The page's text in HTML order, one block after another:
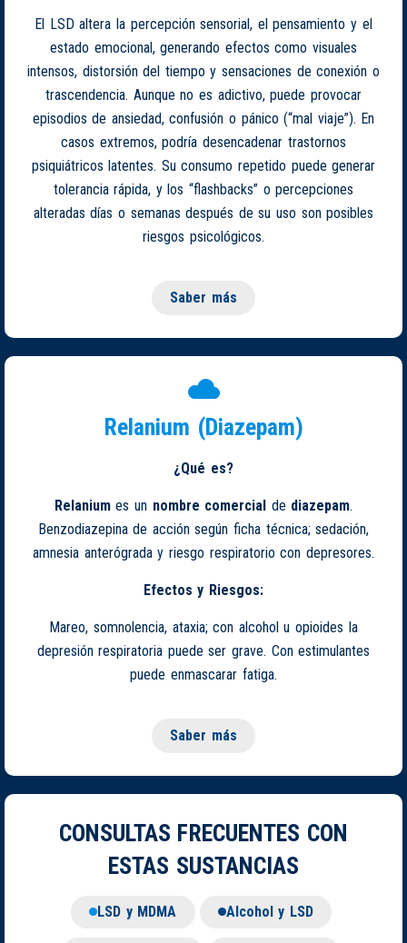
El LSD altera la percepción sensorial, el pensamiento y el
estado emocional, generando efectos como visuales
intensos, distorsión del tiempo y sensaciones de conexión o
trascendencia. Aunque no es adictivo, puede provocar
episodios de ansiedad, confusión o pánico (“mal viaje”). En
casos extremos, podría desencadenar trastornos
psiquiátricos latentes. Su consumo repetido puede generar
tolerancia rápida, y los “flashbacks” o percepciones
alteradas días o semanas después de su uso son posibles
riesgos psicológicos.
Saber más
Relanium (Diazepam)
¿Qué es?
Relaniumes un nombre comercial de diazepam.
Benzodiazepina de acción según ficha técnica; sedación,
amnesia anterógrada y riesgo respiratorio con depresores.
Efectos y Riesgos:
Mareo, somnolencia, ataxia; con alcohol u opioides la
depresión respiratoria puede ser grave. Con estimulantes
puede enmascarar fatiga.
Saber más
CONSULTAS FRECUENTES CON
ESTAS SUSTANCIAS
LSD y MDMA Alcohol y LSD